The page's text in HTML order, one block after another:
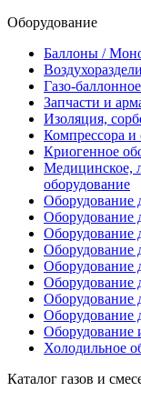
Оборудование
Баллоны /
Газо-
Запчасти и
Изоляция,
Компрессора и
Криогенное
Медицинское,
оборудование
Оборудование
Оборудование
Оборудование
Оборудование
Оборудование
Оборудование
Оборудование
Оборудование
Оборудование
Холодильное
Каталог газов и